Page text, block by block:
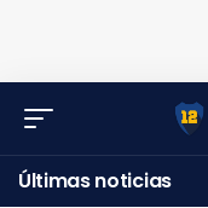
Últimas noticias